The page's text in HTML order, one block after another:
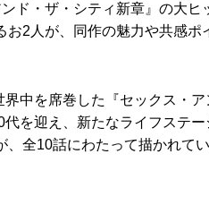
ド・ザ・シティ新章』の大ヒ
お2人が、同作の魅力や共感ポ
中を席巻した『セックス・ア
を迎え、新たなライフステー
全10話にわたって描かれて